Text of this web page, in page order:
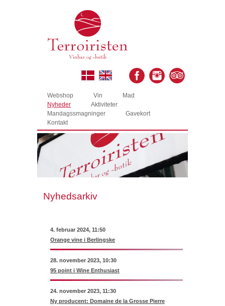
Webshop Vin
Mad
Nyheder
Aktiviteter
Mandagssmagninger
Gavekort
Kontakt
Nyhedsarkiv
4. februar 2024, 11:50
Orange vine i Berlingske
28. november 2023, 10:30
95 point i Wine Enthusiast
24. november 2023, 11:30
Ny producent: Domaine de la Grosse Pierre